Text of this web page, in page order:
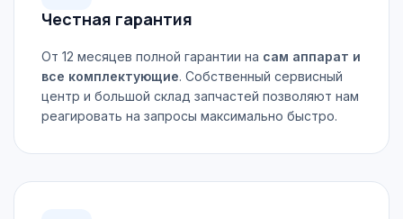
Честная гарантия
От 12 месяцев полной гарантии на сам аппарат и
все комплектующие. Собственный сервисный
центр и большой склад запчастей позволяют нам
реагировать на запросы максимально быстро.